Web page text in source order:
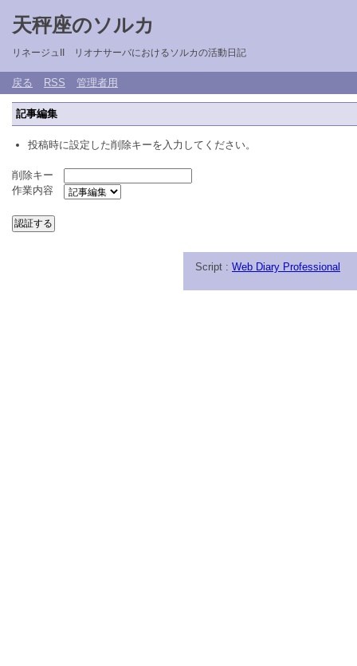
天秤座のソルカ
リネージュII リオナサーバにおけるソルカの活動日記
戻る RSS 管理者用
記事編集
投稿時に設定した削除キーを入力してください。
削除キー
作業内容
Script : Web Diary Professional